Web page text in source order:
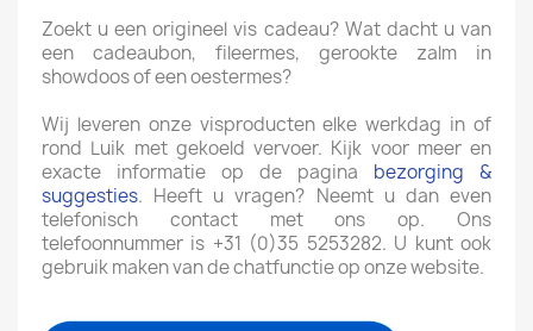
Zoekt u een origineel vis cadeau? Wat dacht u van
een cadeaubon, fileermes, gerookte zalm in
showdoos of een oestermes?
Wij leveren onze visproducten elke werkdag in of
rond Luik met gekoeld vervoer. Kijk voor meer en
exacte informatie op de pagina bezorging &
suggesties. Heeft u vragen? Neemt u dan even
telefonisch contact met ons op. Ons
telefoonnummer is +31 (0)35 5253282. U kunt ook
gebruik maken van de chatfunctie op onze website.